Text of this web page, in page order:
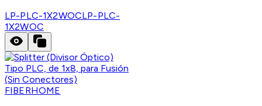
LP-PLC-1X2WOCLP-PLC-
1X2WOC
FIBERHOME